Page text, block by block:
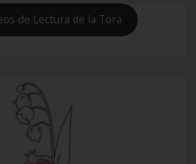
de Lectura de la Torá